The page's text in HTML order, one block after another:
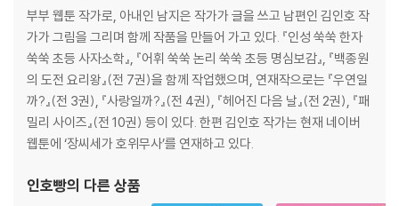
39. 주경야독 晝耕夜讀
40. 학수고대 鶴首苦待
4장. 역경과 지혜 편 : 힘든 순간에 빛나는 인생의 통찰
41. 고진감래 苦盡甘來
42. 과유불급 過猶不及
43. 무용지물 無用之物
44. 비일비재 非一非再
부부 웹툰 작가로, 아내인 남지은 작가가 글을 쓰고 남편인 김인호 작
가가 그림을 그리며 함께 작품을 만들어 가고 있다. 『인성 쑥쑥 한자
쑥쑥 초등 사자소학』, 『어휘 쑥쑥 논리 쑥쑥 초등 명심보감』, 『백종원
의 도전 요리왕』(전 7권)을 함께 작업했으며, 연재작으로는 『우연일
까?』(전 3권), 『사랑일까?』(전 4권), 『헤어진 다음 날』(전 2권), 『패
밀리 사이즈』(전 10권) 등이 있다. 한편 김인호 작가는 현재 네이버
웹툰에 ‘장씨세가 호위무사’를 연재하고 있다.
인호빵의 다른 상품